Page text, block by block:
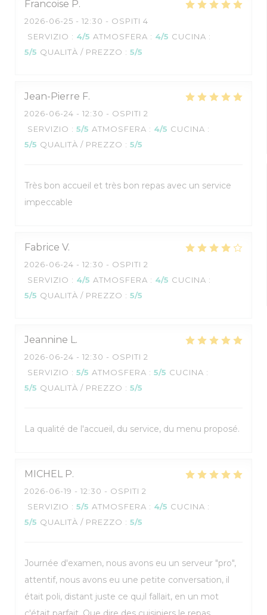
Francoise P
2026-06-25 - 12:30 - OSPITI 4
SERVIZIO : 4/5 ATMOSFERA : 4/5 CUCINA :
5/5 QUALITÀ / PREZZO : 5/5
Jean-Pierre F
2026-06-24 - 12:30 - OSPITI 2
SERVIZIO : 5/5 ATMOSFERA : 4/5 CUCINA :
5/5 QUALITÀ / PREZZO : 5/5
Très bon accueil et très bon repas avec un service
impeccable
Fabrice V
2026-06-24 - 12:30 - OSPITI 2
SERVIZIO : 4/5 ATMOSFERA : 4/5 CUCINA :
5/5 QUALITÀ / PREZZO : 5/5
Jeannine L
2026-06-24 - 12:30 - OSPITI 2
SERVIZIO : 5/5 ATMOSFERA : 5/5 CUCINA :
5/5 QUALITÀ / PREZZO : 5/5
La qualité de l'accueil, du service, du menu proposé.
MICHEL P
2026-06-19 - 12:30 - OSPITI 2
SERVIZIO : 5/5 ATMOSFERA : 4/5 CUCINA :
5/5 QUALITÀ / PREZZO : 5/5
Journée d'examen, nous avons eu un serveur "pro",
attentif, nous avons eu une petite conversation, il
était poli, distant juste ce qu,il fallait, en un mot